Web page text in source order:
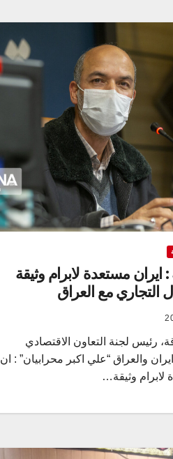
ايران مستعدة لابرام وثيقة
التجاري مع العراق
رئيس لجنة التعاون الاقتصادي
والعراق “علي اكبر محرابيان” : ان
وثيقة…